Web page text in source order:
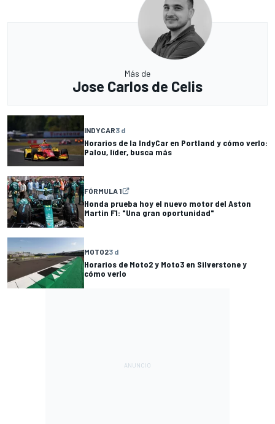
Más de
Jose Carlos de Celis
INDYCAR3 d
Horarios de la IndyCar en Portland y cómo verlo:
Palou, líder, busca más
FÓRMULA 1
Honda prueba hoy el nuevo motor del Aston
Martin F1: "Una gran oportunidad"
MOTO23 d
Horarios de Moto2 y Moto3 en Silverstone y
cómo verlo